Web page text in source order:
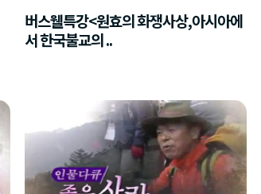
버스웰특강<원효의 화쟁사상,아시아에
서 한국불교의 ..